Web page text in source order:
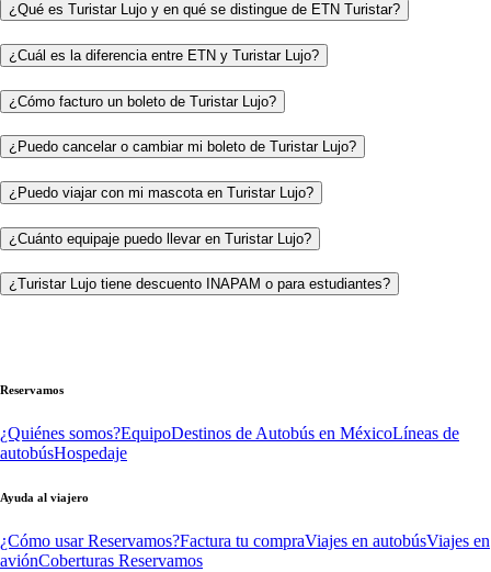
¿Qué es Turistar Lujo y en qué se distingue de ETN Turistar?
¿Cuál es la diferencia entre ETN y Turistar Lujo?
¿Cómo facturo un boleto de Turistar Lujo?
¿Puedo cancelar o cambiar mi boleto de Turistar Lujo?
¿Puedo viajar con mi mascota en Turistar Lujo?
¿Cuánto equipaje puedo llevar en Turistar Lujo?
¿Turistar Lujo tiene descuento INAPAM o para estudiantes?
Reservamos
¿Quiénes somos?EquipoDestinos de Autobús en MéxicoLíneas de
autobúsHospedaje
Ayuda al viajero
¿Cómo usar Reservamos?Factura tu compraViajes en autobúsViajes en
aviónCoberturas Reservamos